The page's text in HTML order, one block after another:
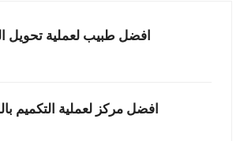
افضل طبيب لعملية تحويل
افضل مركز لعملية التكميم